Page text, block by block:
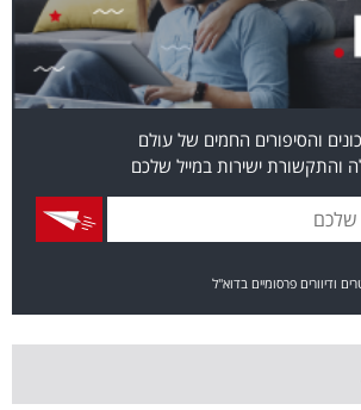
והסיפורים החמים של עולם
והתקשורת ישירות במייל שלכם
ודיוורים פרסומיים בדוא"ל